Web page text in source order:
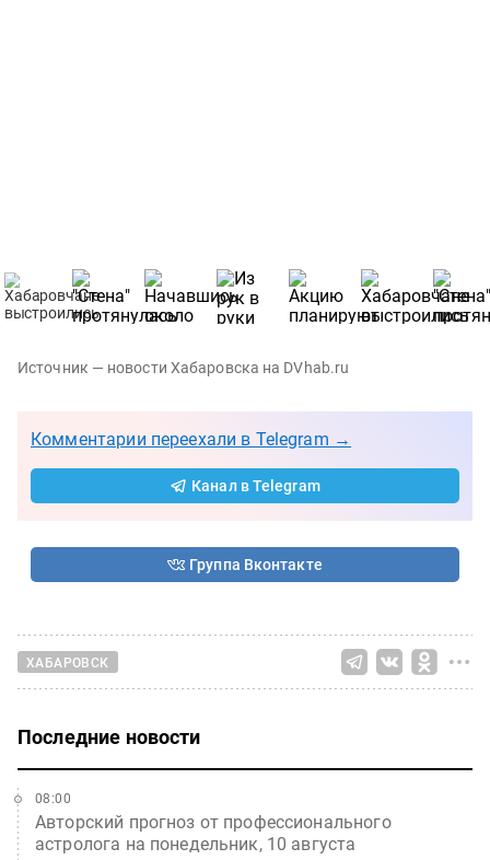
Источник — новости Хабаровска на DVhab.ru
Комментарии переехали в Telegram →
Канал в Telegram
Группа Вконтакте
ХАБАРОВСК
Последние новости
Авторский прогноз от профессионального
астролога на понедельник, 10 августа
08:00